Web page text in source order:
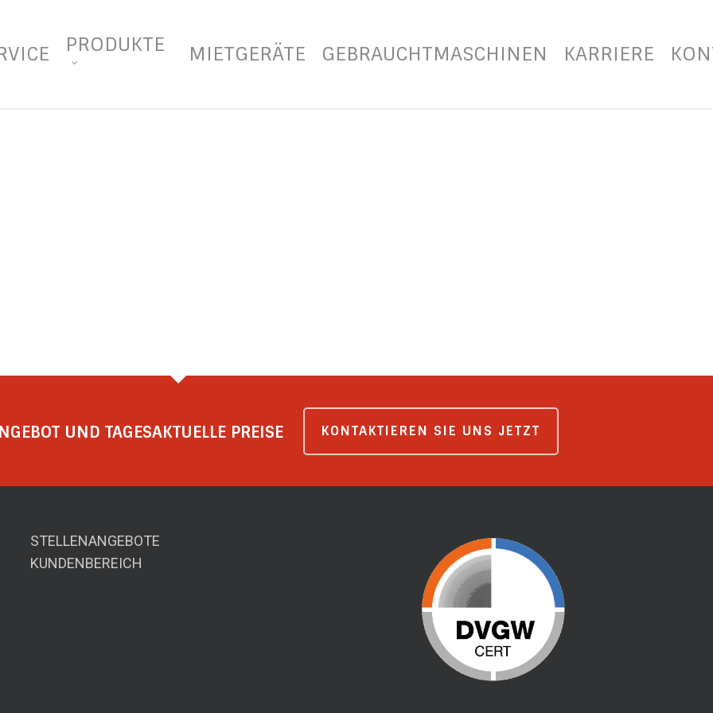
PRODUKTE MIETGERÄTE GEBRAUCHTMASCHINEN KARRIERE
UND TAGESAKTUELLE PREISE KONTAKTIEREN SIE UNS JETZT
STELLENANGEBOTE
KUNDENBEREICH